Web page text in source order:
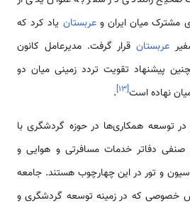
مشترک میان ایران وعربستان یاد کرد که
عربستانقرار گرفت. مدیرعامل کانون
پیشنهاد تقویت تردد زمینی میان دو
نهاده است[۱۳]
.
توسعه همکاری‌ها در حوزه گردشگری با
دفاتر خدمات مسافرتی و هوایی و
و تور در این چهارچوب هستند. جامعه
خصوصی که در زمینه توسعه گردشگری و